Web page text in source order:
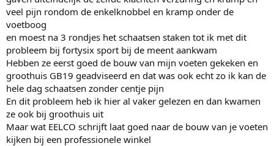
veel pijn rondom de enkelknobbel en kramp onder de
voetboog
en moest na 3 rondjes het schaatsen staken tot ik met dit
probleem bij fortysix sport bij de meent aankwam
Hebben ze eerst goed de bouw van mijn voeten gekeken en
groothuis GB19 geadviseerd en dat was ook echt zo ik kan de
hele dag schaatsen zonder centje pijn
En dit probleem heb ik hier al vaker gelezen en dan kwamen
ze ook bij groothuis uit
Maar wat EELCO schrijft laat goed naar de bouw van je voeten
kijken bij een professionele winkel